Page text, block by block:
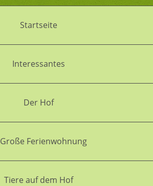
Startseite
Interessantes
Der Hof
Große Ferienwohnung
Tiere auf dem Hof